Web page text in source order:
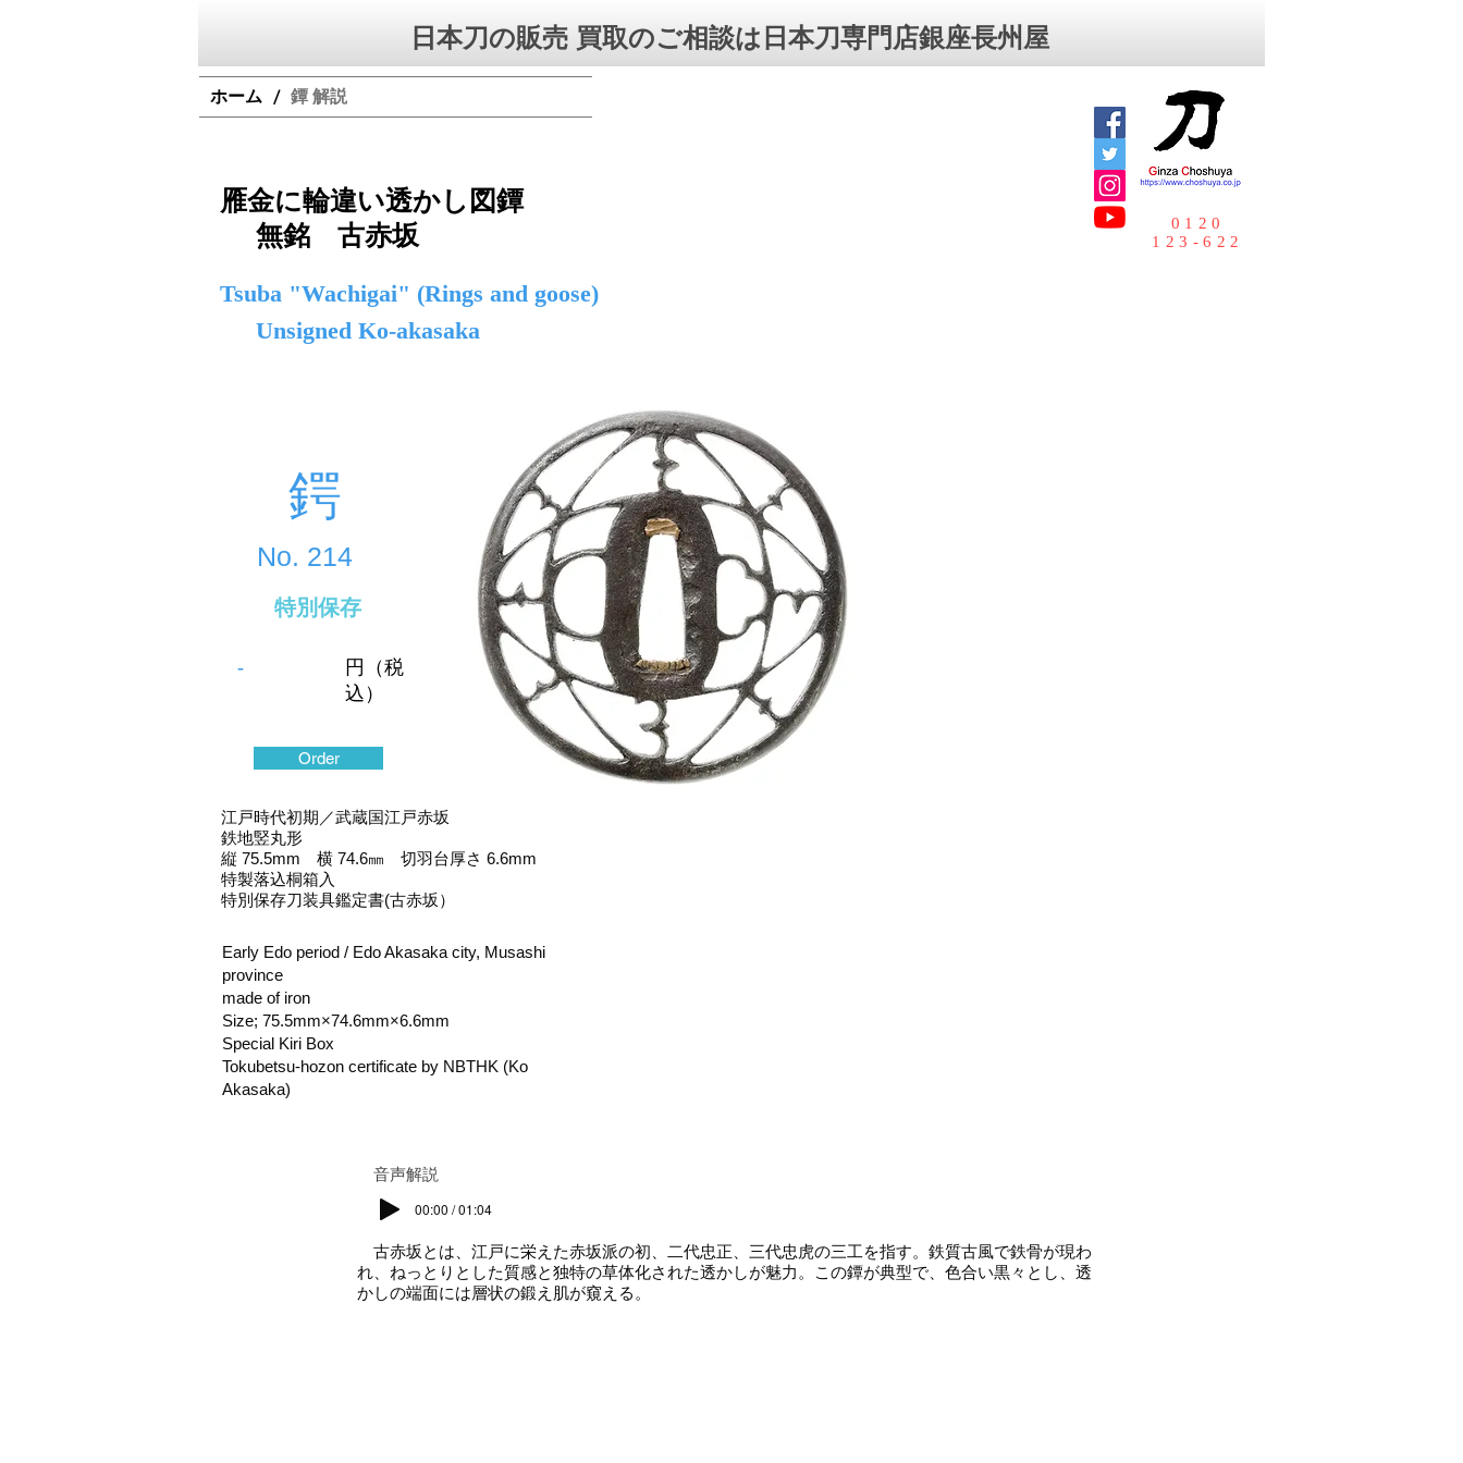
日本刀の販売 買取のご相談は日本刀専門店銀座⻑州屋
ホーム / 鐔 解説
雁金に輪違い透かし図鐔
無銘 古赤坂
0120
123-622
Tsuba "Wachigai" (Rings and goose)
Unsigned Ko-akasaka
鍔
No. 214
特別保存
-
円（税
込）
Order
江戸時代初期／武蔵国江戸赤坂
鉄地竪丸形
縦 75.5mm 横 74.6㎜ 切羽台厚さ 6.6mm
特製落込桐箱入
特別保存刀装具鑑定書(古赤坂）
Early Edo period / Edo Akasaka city, Musashi
province
made of iron
Size; 75.5mm×74.6mm×6.6mm
Special Kiri Box
Tokubetsu-hozon certificate by NBTHK (Ko
Akasaka)
​音声解説
00:00 / 01:04
古赤坂とは、江戸に栄えた赤坂派の初、二代忠正、三代忠虎の三工を指す。鉄質古風で鉄骨が現わ
れ、ねっとりとした質感と独特の草体化された透かしが魅力。この鐔が典型で、色合い黒々とし、透
かしの端面には層状の鍛え肌が窺える。